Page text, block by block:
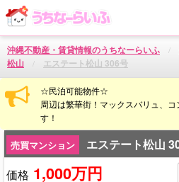
沖縄不動産・賃貸情報のうちなーらいふ
松山
エステート松山 306号
☆民泊可能物件☆
周辺は繁華街！マックスバリュ、
す！
売買マンション
エステート松山
価格 1,000万円